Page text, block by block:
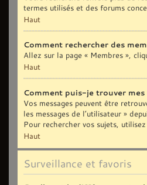
termes utilisés et des forums
Haut
Comment rechercher des
Allez sur la page « Membres »,
Haut
Comment puis-je trouver
Vos messages peuvent être
les messages de l’utilisateur »
Pour rechercher vos sujets,
Haut
Surveillance et favoris